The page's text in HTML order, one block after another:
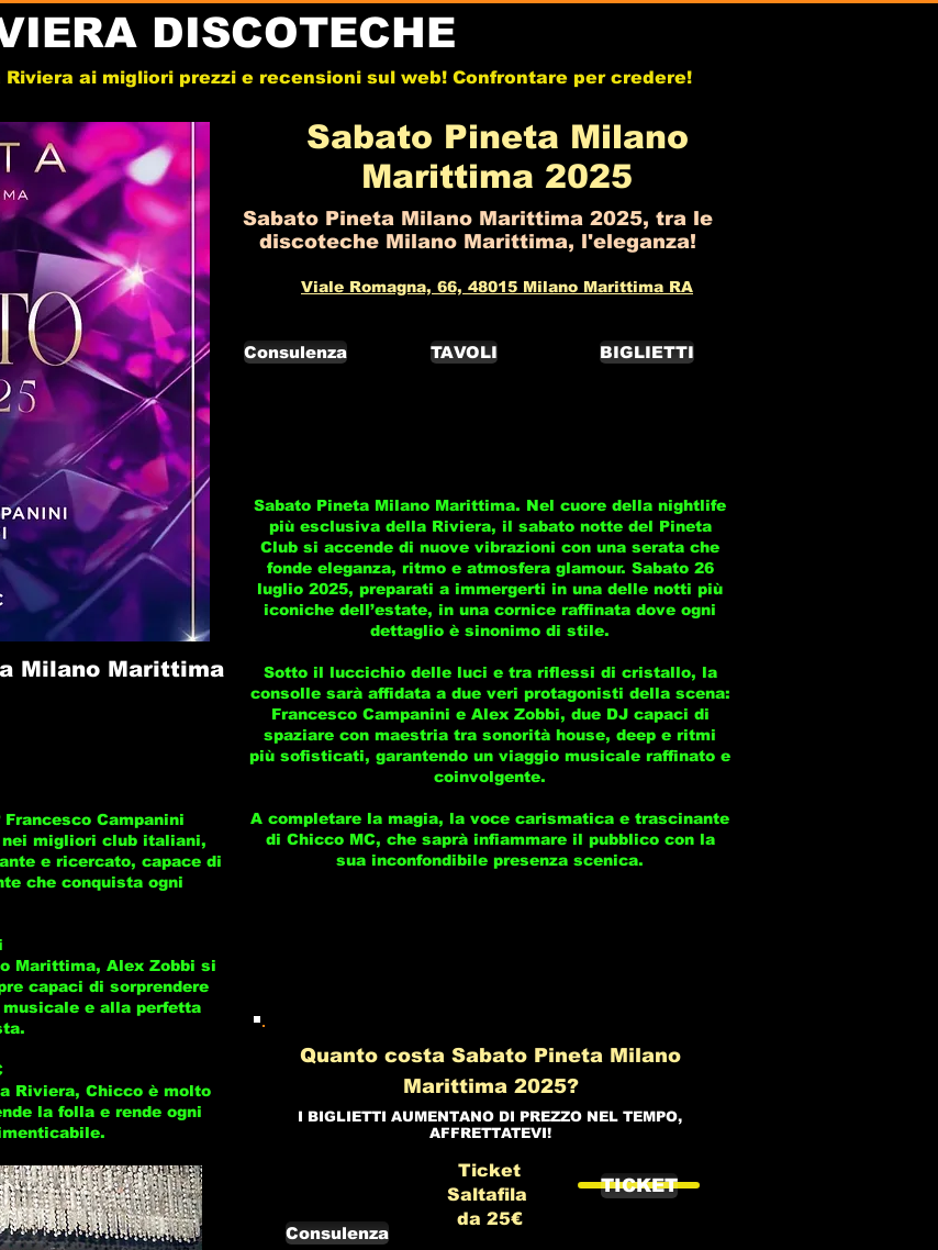
DISCOTECHE
ai migliori prezzi e recensioni sul web! Confrontare per credere!
Sabato Pineta Milano
Marittima 2025
Sabato Pineta Milano Marittima 2025, tra le
discoteche Milano Marittima, l'eleganza!
Viale Romagna, 66, 48015 Milano Marittima RA
BIGLIETTI
TAVOLI
Consulenza
Sabato Pineta Milano Marittima. Nel cuore della nightlife
più esclusiva della Riviera, il sabato notte del Pineta
Club si accende di nuove vibrazioni con una serata che
fonde eleganza, ritmo e atmosfera glamour. Sabato 26
luglio 2025, preparati a immergerti in una delle notti più
iconiche dell’estate, in una cornice raffinata dove ogni
dettaglio è sinonimo di stile.
Sotto il luccichio delle luci e tra riflessi di cristallo, la
consolle sarà affidata a due veri protagonisti della scena:
Francesco Campanini e Alex Zobbi, due DJ capaci di
spaziare con maestria tra sonorità house, deep e ritmi
più sofisticati, garantendo un viaggio musicale raffinato e
coinvolgente.
A completare la magia, la voce carismatica e trascinante
di Chicco MC, che saprà infiammare il pubblico con la
sua inconfondibile presenza scenica.
Quanto costa Sabato Pineta Milano
Marittima 2025?
I BIGLIETTI AUMENTANO DI PREZZO NEL TEMPO,
AFFRETTATEVI!
Ticket
Saltafila
da 25€
Consulenza
TICKET
Milano Marittima
Campanini
nei migliori club italiani,
e ricercato, capace di
che conquista ogni
Marittima, Alex Zobbi si
capaci di sorprendere
e alla perfetta
Riviera, Chicco è molto
la folla e rende ogni